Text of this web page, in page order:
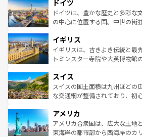
性で訪れ
ンテンツ一覧を参照してほしい
で、幅広い魅力が詰まっている
聖堂、美しいビーチ、そして豊
から魅了する。また、フランス
いる。シャンパンの発祥地であ
香り高いラベンダー畑など、多
らに、パリ以外の地域にも魅力
れる地方に足を運ぶとそれぞれ
きるだろう。 なお、新着
を参照してほしい。
ドイツ
ドイツは、豊かな歴史と多彩な
の中心に位置する国。中世の街
顔を持つこの国は、どこを歩い
ルリンの文化的活気、バイエル
してライン川沿いのワイン畑と
は、お酒好きな人にはぜひ体験してほしい
ドイツ情報はコンテンツ一覧を
イギリス
イギリスは、古きよき伝統と最
トミンスター寺院や大英博物館
リアごとに異なる魅力がある。
ティー、ビール好きにはたまら
戦など、本場だからこそできる
ンツ一覧を参照してほしい。
スイス
スイスの国土面積は九州ほどの
な交通網が整備されており、初
の建物がそのまま残る町や、ス
博物館もあり、アルプス観光だ
ことができる。国民の所得が高
アメリカ
アメリカ合衆国は、広大な土地
東海岸の都市部から西海岸のカ